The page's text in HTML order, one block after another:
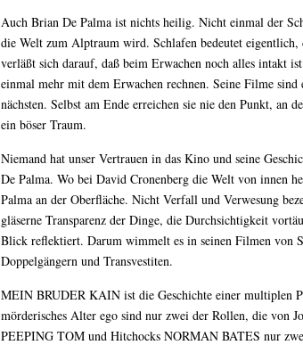
Auch Brian De Palma ist nichts heilig. Nicht einmal der
die Welt zum Alptraum wird. Schlafen bedeutet
verläßt sich darauf, daß beim Erwachen noch alles intakt
einmal mehr mit dem Erwachen rechnen. Seine Filme
nächsten. Selbst am Ende erreichen sie nie den Punkt, an
ein böser Traum.
Niemand hat unser Vertrauen in das Kino und seine
De Palma. Wo bei David Cronenberg die Welt von innen
Palma an der Oberfläche. Nicht Verfall und Verwesung
gläserne Transparenz der Dinge, die Durchsichtigkeit
Blick reflektiert. Darum wimmelt es in seinen Filmen von
Doppelgängern und Transvestiten.
MEIN BRUDER KAIN ist die Geschichte einer multiplen
mörderisches Alter ego sind nur zwei der Rollen, die von
PEEPING TOM und Hitchocks NORMAN BATES nur